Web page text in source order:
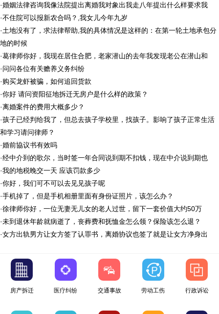
·婚姻法律咨询我像法院提出离婚我对象出我走八年提出什么样要求我
·不住院可以报新农合吗？,我女儿今年九岁
·土地没有了，求法律帮助,我的具体情况是这样的：在第一轮土地承包分
地的时候
·葛律师你好，我现在居住合肥，老家潜山的去年我发现老公在潜山和
·问问各位有关赡养义务纠纷
·购买龙虾被骗，如何追回货款
·你好 请问资阳征地拆迁无房户是什么样的政策？
·离婚案件的费用大概多少？
·孩子已经判给我了，但总去孩子学校里，找孩子。影响了孩子正常生活
和学习请问律师？
·婚前協议书有效吗
·经中介到的歌尔，当时签一年合同说到期不扣钱，现在中介说到期也
·我的地税晚交一天 应该罚款多少
·你好，我们可不可以去见见孩子呢
·手机掉了，但是手机相册里面有身份证照片，该怎么办？
·徐律师你好，一位无妻无儿女的老人过世，留下一套价值大约50万
·未到退休年龄就病逝了，丧葬费和抚恤金怎么领？保险该怎么退？
·女方出轨男方让女方签了认罪书，离婚协议也签了就是让女方净身出
房产拆迁 医疗纠纷 交通事故 劳动工伤 行政诉讼